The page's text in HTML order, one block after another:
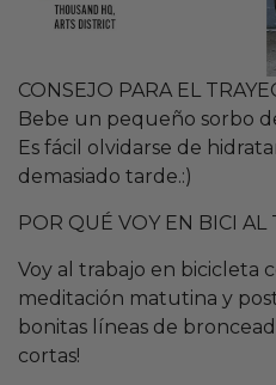
CONSEJO PARA EL
Bebe un pequeño sorbo
Es fácil olvidarse de
demasiado tarde.:)
POR QUÉ VOY EN BICI AL
Voy al trabajo en bicicleta
meditación matutina y
bonitas líneas de
cortas!